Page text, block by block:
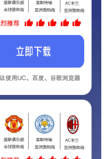
啦...
设.
站.